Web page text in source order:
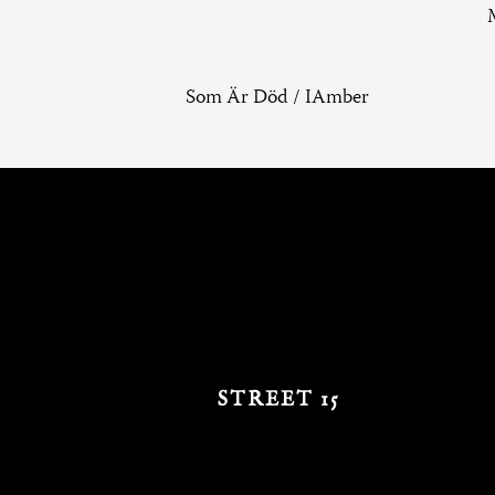
Som Är Död / IAmber
STREET 15